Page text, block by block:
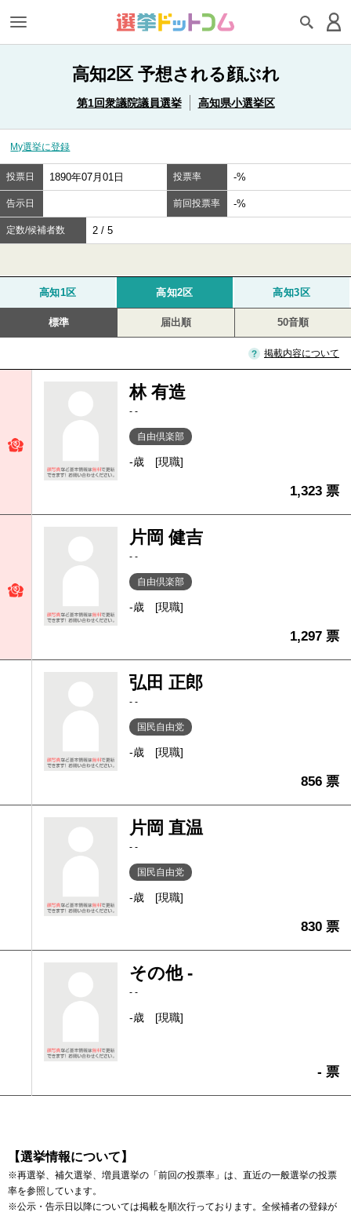
高知2区 予想される顔ぶれ
第1回衆議院議員選挙 高知県小選挙区
My選挙に登録
投票日 1890年07月01日 投票率 -%
告示日 前回投票率 -%
定数/候補者数 2 / 5
高知1区 高知2区 高知3区
標準 届出順 50音順
掲載内容について
林 有造
- -
自由倶楽部
-歳 [現職]
1,323 票
片岡 健吉
- -
自由倶楽部
-歳 [現職]
1,297 票
弘田 正郎
- -
国民自由党
-歳 [現職]
856 票
片岡 直温
- -
国民自由党
-歳 [現職]
830 票
その他 -
- -
-歳 [現職]
- 票
【選挙情報について】
※再選挙、補欠選挙、増員選挙の「前回の投票率」は、直近の一般選挙の投票
率を参照しています。
※公示・告示日以降については掲載を順次行っております。全候補者の登録が